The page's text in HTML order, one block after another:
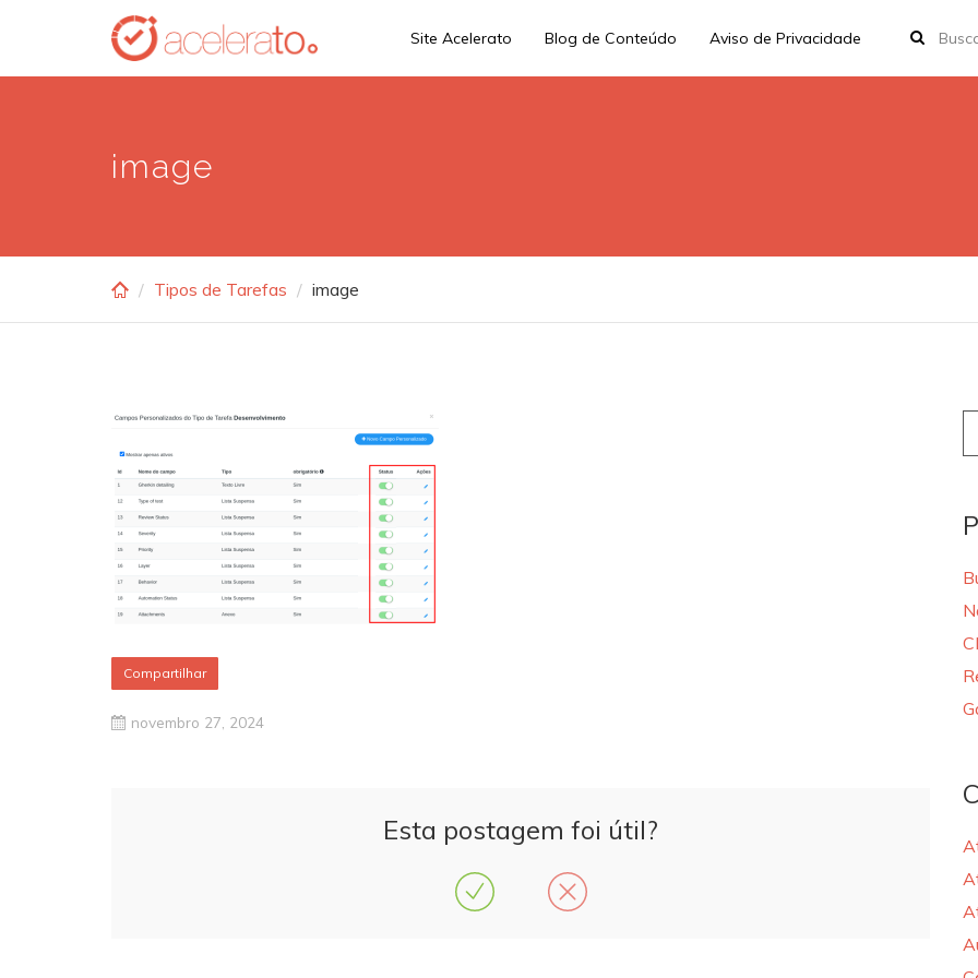
main
Site Acelerato Blog de Conteúdo Aviso de Privacidade
image
Tipos de Tarefas image
Compartilhar
novembro 27, 2024
Esta postagem foi útil?